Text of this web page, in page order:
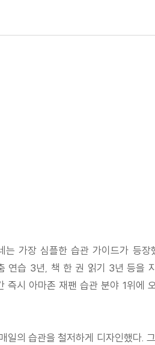
는 가장 심플한 습관 가이드가 등장
습 3년, 책 한 권 읽기 3년 등을
즉시 아마존 재팬 습관 분야 1위에
일의 습관을 철저하게 디자인했다.